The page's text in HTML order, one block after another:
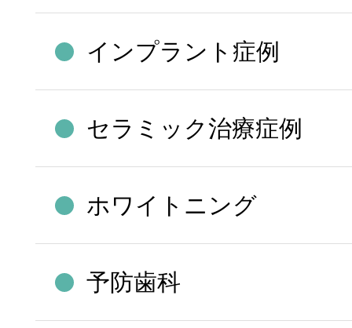
インプラント症例
セラミック治療症例
ホワイトニング
予防歯科